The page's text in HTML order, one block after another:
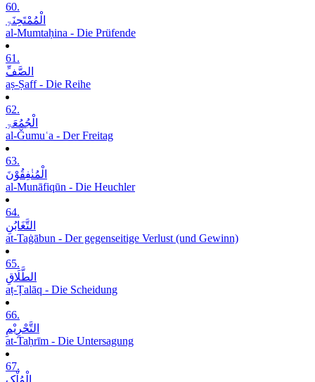
60.
الْمُمْتَحِنَۃِ
al-Mumtaḥina - Die Prüfende
61.
الصَّفِّ
aṣ-Ṣaff - Die Reihe
62.
الْجُمُعَۃِ
al-Ǧumuʿa - Der Freitag
63.
الْمُنٰفِقُوْنَ
al-Munāfiqūn - Die Heuchler
64.
التَّغَابُنِ
at-Taġābun - Der gegenseitige Verlust (und Gewinn)
65.
الطَّلَاقِ
aṭ-Ṭalāq - Die Scheidung
66.
التَّحْرِیْمِ
at-Taḥrīm - Die Untersagung
67.